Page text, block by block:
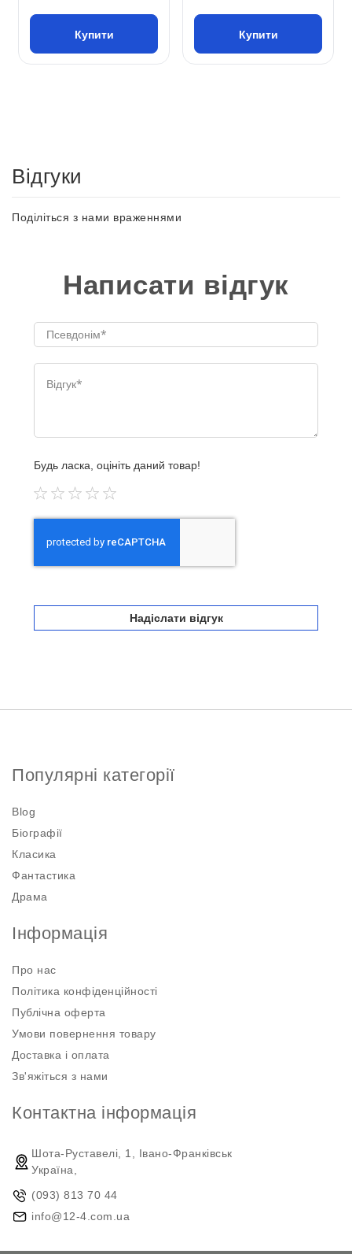
Купити Купити
Відгуки
Поділіться з нами враженнями
Написати відгук
Будь ласка, оцініть даний товар!
Надіслати відгук
Популярні категорії
Blog
Біографії
Класика
Фантастика
Драма
Інформація
Про нас
Політика конфіденційності
Публічна оферта
Умови повернення товару
Доставка і оплата
Зв'яжіться з нами
Контактна інформація
Шота-Руставелі, 1, Івано-Франківськ
Україна,
(093) 813 70 44
info@12-4.com.ua